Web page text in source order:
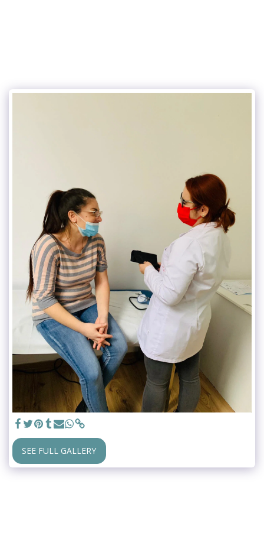
SEE FULL GALLERY